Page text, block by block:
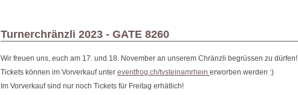
Turnerchränzli 2023 - GATE 8260
Wir freuen uns, euch am 17. und 18. November an unserem Chränzli begrüssen zu dürfen!
Tickets können im Vorverkauf unter eventfrog.ch/tvsteinamrhein erworben werden :)
Im Vorverkauf sind nur noch Tickets für Freitag erhätlich!